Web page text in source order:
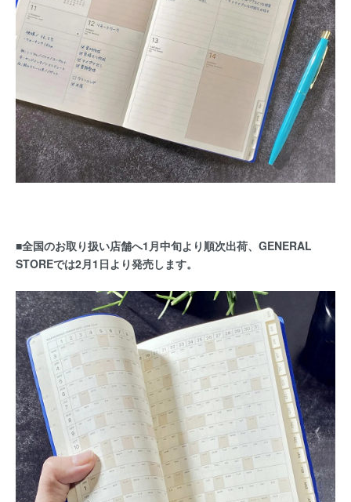
■全国のお取り扱い店舗へ1月中旬より順次出荷、GENERAL
STOREでは2月1日より発売します。